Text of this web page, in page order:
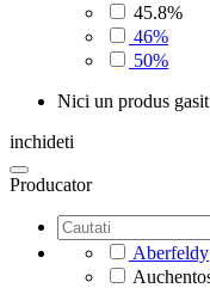
45.8%
46%
50%
Nici un produs
inchideti
Producator
Aberfeldy